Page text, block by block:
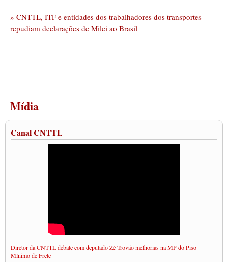
» CNTTL, ITF e entidades dos trabalhadores dos transportes
repudiam declarações de Milei ao Brasil
Mídia
Canal CNTTL
Diretor da CNTTL debate com deputado Zé Trovão melhorias na MP do Piso
Mínimo de Frete